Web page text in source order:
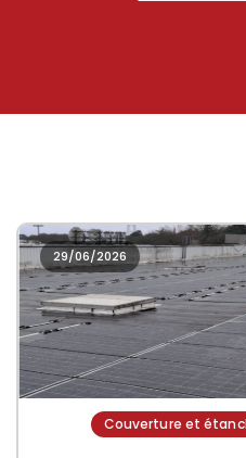
29/06/2026
Couverture et